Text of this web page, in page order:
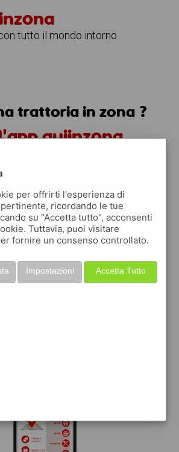
tutto il mondo intorno
trattoria in zona ?
quiinzona
trattorie in zona
in zona e tutti i posti
mangiare vicino a te
per offrirti l'esperienza di
ricordando le tue
su "Accetta tutto", acconsenti
Tuttavia, puoi visitare
fornire un consenso controllato.
Accetta Tutto
Impostazioni